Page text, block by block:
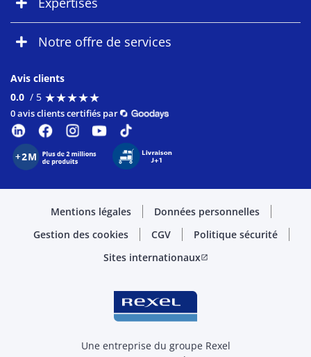
Notre offre de services
Avis clients
0.0 / 5 ★★★★★
★★★★★
0 avis clients certifiés par
Mentions légales
Données personnelles
Gestion des cookies
CGV
Politique sécurité
Sites internationauxopen_in_new
Une entreprise du groupe Rexel